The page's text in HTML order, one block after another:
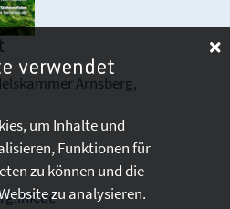
Arnsberg,
verwendet
um Inhalte und
Funktionen für
zu können und die
zu analysieren.